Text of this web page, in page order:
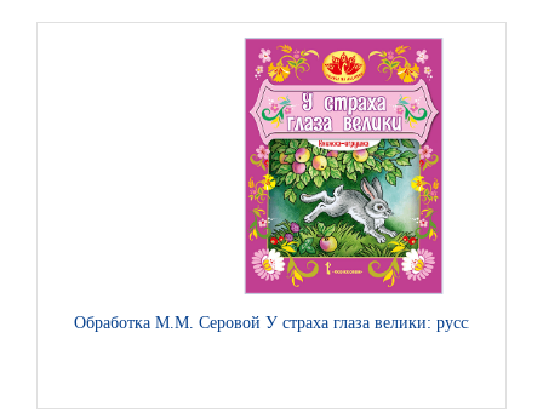
Обработка М.М. Серовой У страха глаза велики: русская